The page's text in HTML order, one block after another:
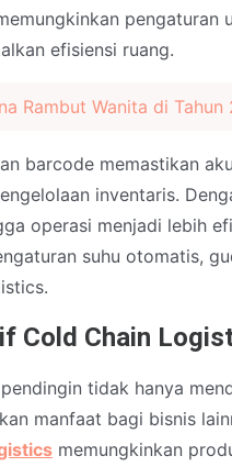
pengaturan
efisiensi ruang.
Rambut Wanita di Tahun
barcode memastikan
inventaris.
operasi menjadi lebih
suhu otomatis,
Cold Chain
tidak hanya
manfaat bagi bisnis
memungkinkan